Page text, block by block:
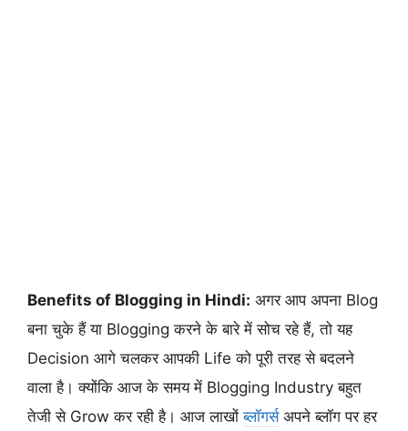
Benefits of Blogging in Hindi: अगर आप अपना Blog
बना चुके हैं या Blogging करने के बारे में सोच रहे हैं, तो यह
Decision आगे चलकर आपकी Life को पूरी तरह से बदलने
वाला है। क्योंकि आज के समय में Blogging Industry बहुत
तेजी से Grow कर रही है। आज लाखोंब्लॉगर्सअपने ब्लॉग पर हर